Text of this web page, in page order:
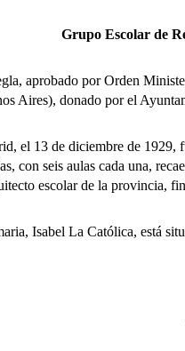
Grupo Escolar de
por Orden
Aires), donado por el
13 de diciembre de 1929,
con seis aulas cada una,
escolar de la provincia,
La Católica, está